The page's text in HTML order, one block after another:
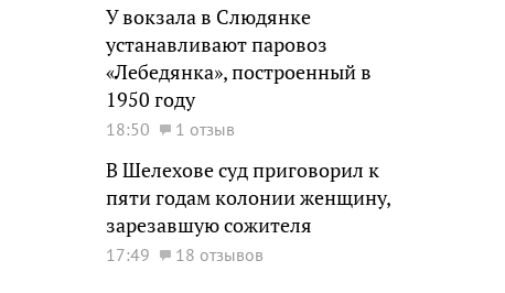
У вокзала в Слюдянке
устанавливают паровоз
«Лебедянка», построенный в
1950 году
18:50 1 отзыв
В Шелехове суд приговорил к
пяти годам колонии женщину,
зарезавшую сожителя
17:49 18 отзывов